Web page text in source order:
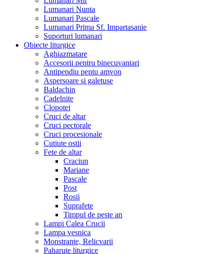
Lumanari Nunta
Lumanari Pascale
Lumanari Prima Sf. Impartasanie
Suporturi lumanari
Obiecte liturgice
Aghiazmatare
Accesorii pentru binecuvantari
Antipendiu pentu amvon
Aspersoare si galetuse
Baldachin
Cadelnite
Clopotei
Cruci de altar
Cruci pectorale
Cruci procesionale
Cutiute ostii
Fete de altar
Craciun
Mariane
Pascale
Post
Rosii
Suprafete
Timpul de peste an
Lampi Calea Crucii
Lampa vesnica
Monstrante, Relicvarii
Paharute liturgice